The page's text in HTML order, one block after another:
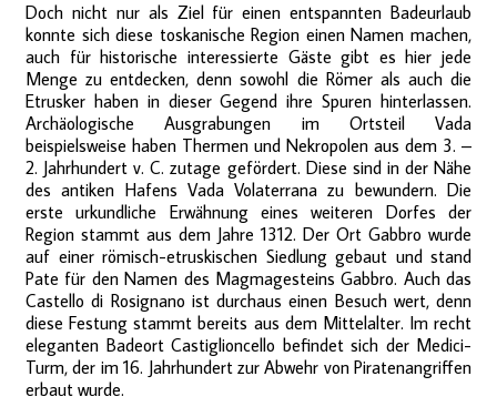
Doch nicht nur als Ziel für einen entspannten Badeurlaub
konnte sich diese toskanische Region einen Namen machen,
auch für historische interessierte Gäste gibt es hier jede
Menge zu entdecken, denn sowohl die Römer als auch die
Etrusker haben in dieser Gegend ihre Spuren hinterlassen.
Archäologische Ausgrabungen im Ortsteil Vada
beispielsweise haben Thermen und Nekropolen aus dem 3. –
2. Jahrhundert v. C. zutage gefördert. Diese sind in der Nähe
des antiken Hafens Vada Volaterrana zu bewundern. Die
erste urkundliche Erwähnung eines weiteren Dorfes der
Region stammt aus dem Jahre 1312. Der Ort Gabbro wurde
auf einer römisch-etruskischen Siedlung gebaut und stand
Pate für den Namen des Magmagesteins Gabbro. Auch das
Castello di Rosignano ist durchaus einen Besuch wert, denn
diese Festung stammt bereits aus dem Mittelalter. Im recht
eleganten Badeort Castiglioncello befindet sich der Medici-
Turm, der im 16. Jahrhundert zur Abwehr von Piratenangriffen
erbaut wurde.